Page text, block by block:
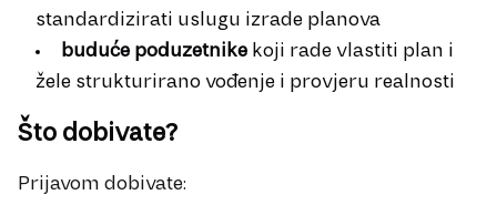
standardizirati uslugu izrade planova
buduće poduzetnike koji rade vlastiti plan i
žele strukturirano vođenje i provjeru realnosti
Što dobivate?
Prijavom dobivate: